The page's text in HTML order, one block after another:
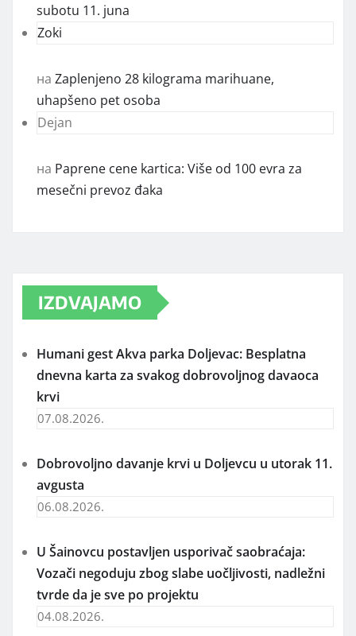
subotu 11. juna
Zoki
на Zaplenjeno 28 kilograma marihuane,
uhapšeno pet osoba
Dejan
на Paprene cene kartica: Više od 100 evra za
mesečni prevoz đaka
IZDVAJAMO
Humani gest Akva parka Doljevac: Besplatna
dnevna karta za svakog dobrovoljnog davaoca
krvi
07.08.2026.
Dobrovoljno davanje krvi u Doljevcu u utorak 11.
avgusta
06.08.2026.
U Šainovcu postavljen usporivač saobraćaja:
Vozači negoduju zbog slabe uočljivosti, nadležni
tvrde da je sve po projektu
04.08.2026.